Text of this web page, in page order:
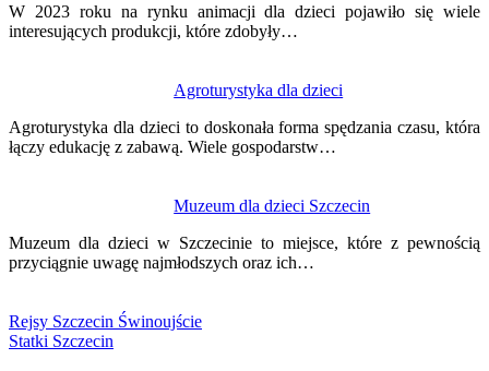
W 2023 roku na rynku animacji dla dzieci pojawiło się wiele
interesujących produkcji, które zdobyły…
Agroturystyka dla dzieci
Agroturystyka dla dzieci to doskonała forma spędzania czasu, która
łączy edukację z zabawą. Wiele gospodarstw…
Muzeum dla dzieci Szczecin
Muzeum dla dzieci w Szczecinie to miejsce, które z pewnością
przyciągnie uwagę najmłodszych oraz ich…
Rejsy Szczecin Świnoujście
Statki Szczecin